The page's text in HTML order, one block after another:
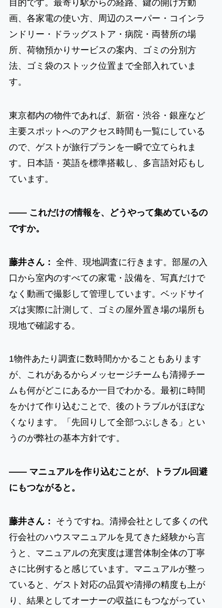
目的です。最寄り駅からの経路、鍵の開け方動
画、各家電の使い方、周辺のスーパー・コインラ
ンドリー・ドラッグストア・病院・両替所の場
所、荷物預かりサービスの案内、ゴミの分別方
法、ゴミ袋のストック位置まで全部入れていま
す。
東京都内の物件であれば、新宿・渋谷・銀座など
主要スポットへのアクセス時間も一覧にしている
ので、ゲストが旅行プランを一瞬で立てられま
す。日本語・英語を標準搭載し、多言語対応もし
ています。
―― これだけの情報を、どうやって集めているの
ですか。
藤井さん： 全件、現地調査に行きます。部屋の入
口から室内のすべての家電・設備を、写真だけで
なく動画で撮影して管理しています。ベッドサイ
ズは実際に計測して、ゴミの屋外置き場の場所も
現地で確認する。
1物件あたり調査に数時間かかることもあります
が、これがあるからメッセージチームも清掃チー
ムも何がどこにあるか一目でわかる。最初に時間
をかけて作り込むことで、後のトラブルがほぼな
くなります。「先回りして全部つぶしきる」とい
うのが弊社の基本方針です。
―― マニュアルを作り込むことが、トラブル回避
にもつながると。
藤井さん：
そうですね。清掃会社として多くの代
行会社のハウスマニュアルを見てきた経験から言
うと、マニュアルの充実度は運営体制全体の丁寧
さに比例すると感じています。マニュアルが整っ
ていると、ゲスト対応の品質や清掃の精度も上が
り、結果としてオーナーの収益にもつながってい